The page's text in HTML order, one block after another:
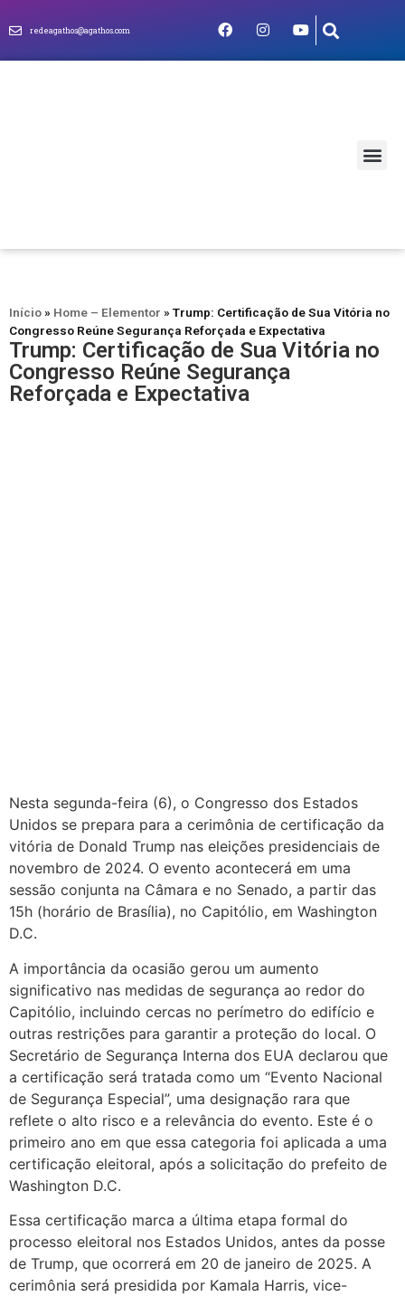
redeagathos@agathos.com
Início» Home – Elementor » Trump: Certificação de Sua Vitória no
Congresso Reúne Segurança Reforçada e Expectativa
Trump: Certificação de Sua Vitória no
Congresso Reúne Segurança
Reforçada e Expectativa
Nesta segunda-feira (6), o Congresso dos Estados
Unidos se prepara para a cerimônia de certificação da
vitória de Donald Trump nas eleições presidenciais de
novembro de 2024. O evento acontecerá em uma
sessão conjunta na Câmara e no Senado, a partir das
15h (horário de Brasília), no Capitólio, em Washington
D.C.
A importância da ocasião gerou um aumento
significativo nas medidas de segurança ao redor do
Capitólio, incluindo cercas no perímetro do edifício e
outras restrições para garantir a proteção do local. O
Secretário de Segurança Interna dos EUA declarou que
a certificação será tratada como um “Evento Nacional
de Segurança Especial”, uma designação rara que
reflete o alto risco e a relevância do evento. Este é o
primeiro ano em que essa categoria foi aplicada a uma
certificação eleitoral, após a solicitação do prefeito de
Washington D.C.
Essa certificação marca a última etapa formal do
processo eleitoral nos Estados Unidos, antes da posse
de Trump, que ocorrerá em 20 de janeiro de 2025. A
cerimônia será presidida por Kamala Harris, vice-